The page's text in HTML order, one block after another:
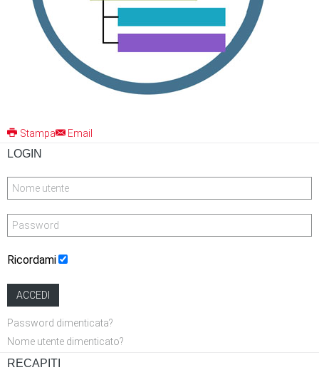
Stampa Email
LOGIN
Ricordami
ACCEDI
Password dimenticata?
Nome utente dimenticato?
RECAPITI